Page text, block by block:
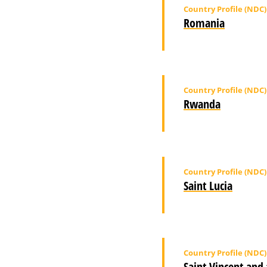
Romania
Country Profile (NDC)
Rwanda
Country Profile (NDC)
Saint Lucia
Country Profile (NDC)
Country Profile (NDC)